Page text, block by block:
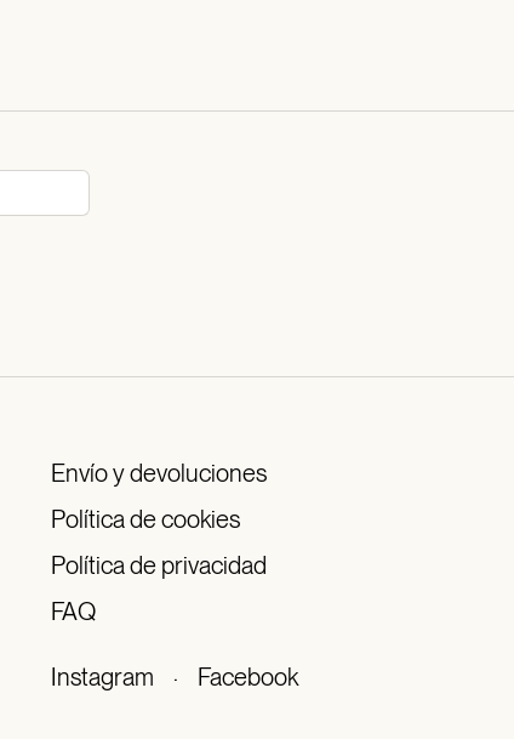
Envío y devoluciones
Política de cookies
Política de privacidad
FAQ
Instagram · Facebook